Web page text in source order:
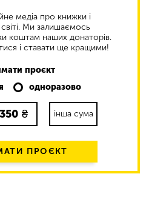
медіа про книжки і
світі. Ми залишаємось
коштам наших донаторів.
і ставати ще кращими!
проєкт
одноразово
350 ₴ інша сума
ПРОЄКТ